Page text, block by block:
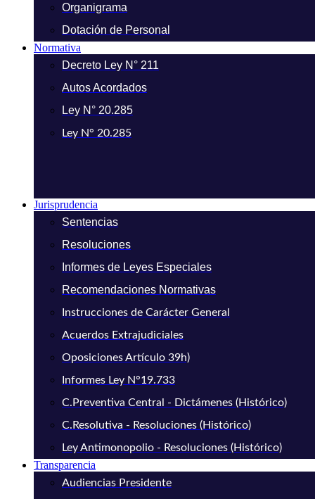
Organigrama
Dotación de Personal
Normativa
Decreto Ley N° 211
Autos Acordados
Ley N° 20.285
Ley N° 20.285
Jurisprudencia
Sentencias
Resoluciones
Informes de Leyes Especiales
Recomendaciones Normativas
Instrucciones de Carácter General
Acuerdos Extrajudiciales
Oposiciones Artículo 39h)
Informes Ley N°19.733
C.Preventiva Central - Dictámenes (Histórico)
C.Resolutiva - Resoluciones (Histórico)
Ley Antimonopolio - Resoluciones (Histórico)
Transparencia
Audiencias Presidente